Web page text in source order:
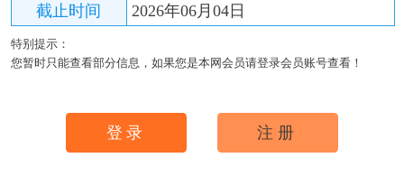
截止时间
2026年06月04日
特别提示：
您暂时只能查看部分信息，如果您是本网会员请登录会员账号查看！
登录 注册